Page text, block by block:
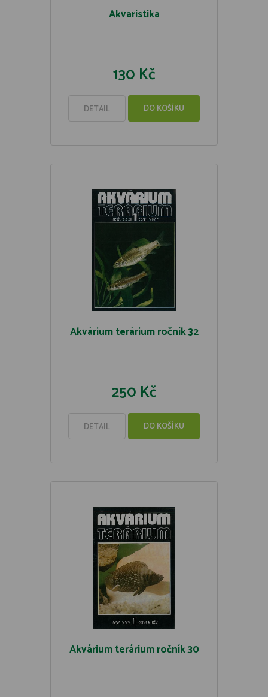
Akvaristika
130 Kč
DETAIL DO KOŠÍKU
Akvárium terárium ročník 32
250 Kč
DETAIL DO KOŠÍKU
Akvárium terárium ročník 30